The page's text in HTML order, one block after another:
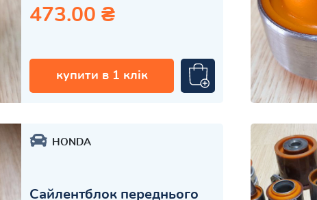
473.00 ₴
купити в 1 клік
HONDA
Сайлентблок переднього